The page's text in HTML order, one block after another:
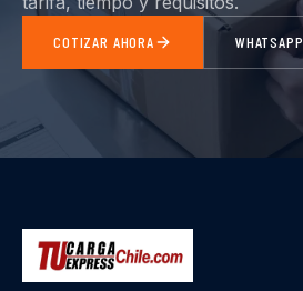
COTIZAR AHORA WHATSAPP